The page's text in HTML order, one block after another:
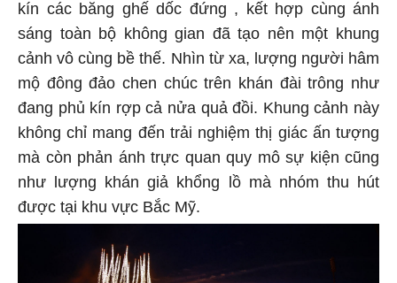
kín các băng ghế dốc đứng , kết hợp cùng ánh
sáng toàn bộ không gian đã tạo nên một khung
cảnh vô cùng bề thế. Nhìn từ xa, lượng người hâm
mộ đông đảo chen chúc trên khán đài trông như
đang phủ kín rợp cả nửa quả đồi. Khung cảnh này
không chỉ mang đến trải nghiệm thị giác ấn tượng
mà còn phản ánh trực quan quy mô sự kiện cũng
như lượng khán giả khổng lồ mà nhóm thu hút
được tại khu vực Bắc Mỹ.